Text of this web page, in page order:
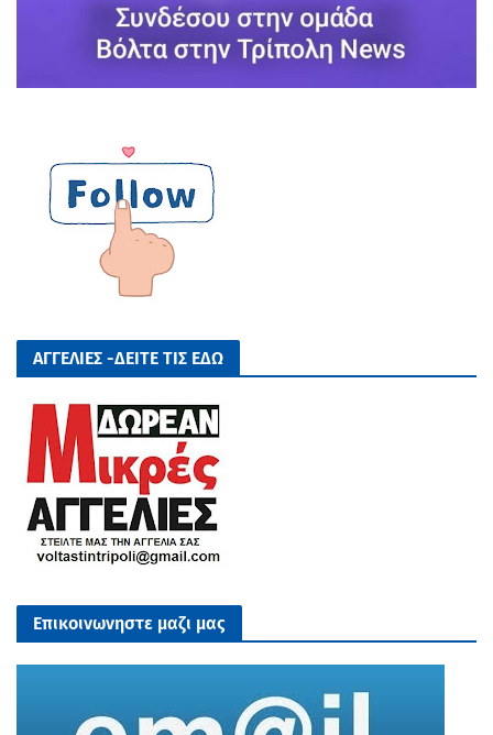
ΑΓΓΕΛΙΕΣ -ΔΕΙΤΕ ΤΙΣ ΕΔΩ
Επικοινωνηστε μαζι μας